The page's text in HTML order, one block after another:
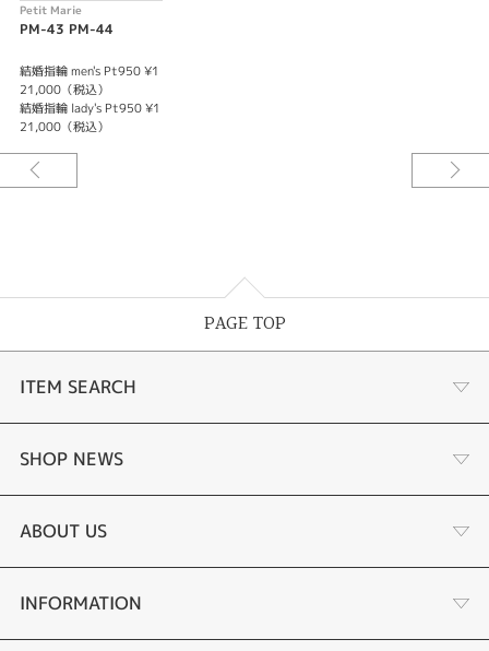
Petit Marie
PM-43 PM-44
結婚指輪 men's Pt950 ¥1
21,000（税込）
結婚指輪 lady's Pt950 ¥1
21,000（税込）
PAGE TOP
ITEM SEARCH
婚約指輪
結婚指輪
セットリング
SHOP NEWS
サプライズプロポーズ相談室
ダイヤモンドカッターブランド
ABOUT US
店舗情報
INFORMATION